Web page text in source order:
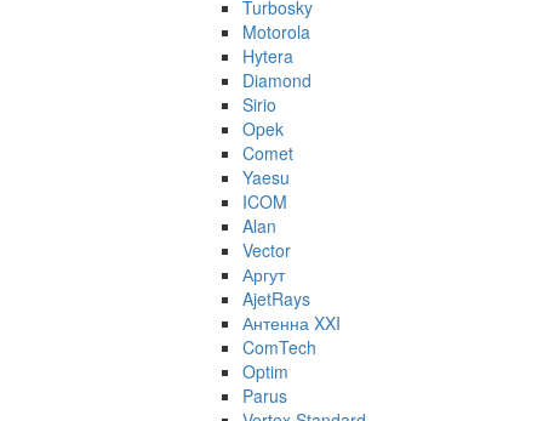
Turbosky
Motorola
Hytera
Diamond
Sirio
Opek
Comet
Yaesu
ICOM
Alan
Vector
Аргут
AjetRays
Антенна XXI
ComTech
Optim
Parus